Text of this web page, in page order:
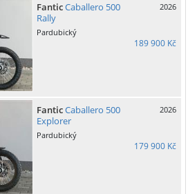
FanticCaballero 500
Rally
2026
Pardubický
189 900 Kč
FanticCaballero 500
Explorer
2026
Pardubický
179 900 Kč